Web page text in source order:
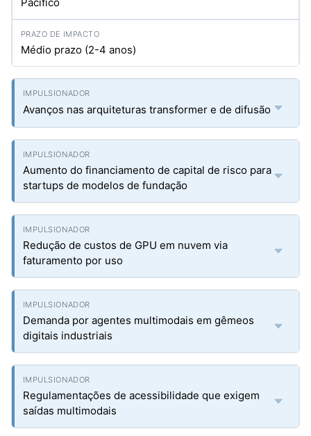
Médio prazo (2-4 anos)
Avanços nas arquiteturas transformer e de difusão
Aumento do financiamento de capital de risco para
startups de modelos de fundação
Redução de custos de GPU em nuvem via
faturamento por uso
Demanda por agentes multimodais em gêmeos
digitais industriais
Regulamentações de acessibilidade que exigem
saídas multimodais